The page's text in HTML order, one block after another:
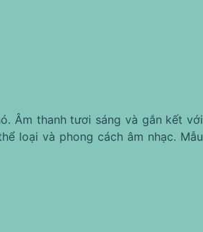
Âm thanh tươi sáng và gắn kết với
loại và phong cách âm nhạc. Mẫu